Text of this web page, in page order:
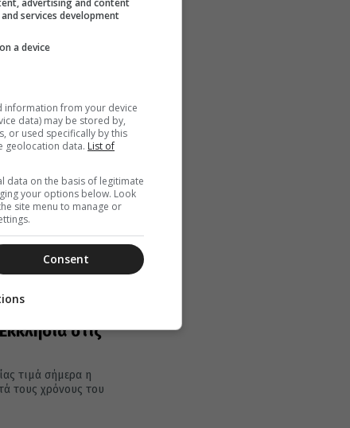
που
σήμερα
στις 16
στις
τιμά σήμερα η
τους χρόνους του
services development
a device
information from your device
data) may be stored by,
or used specifically by this
geolocation data. List of
data on the basis of legitimate
your options below. Look
site menu to manage or
Consent